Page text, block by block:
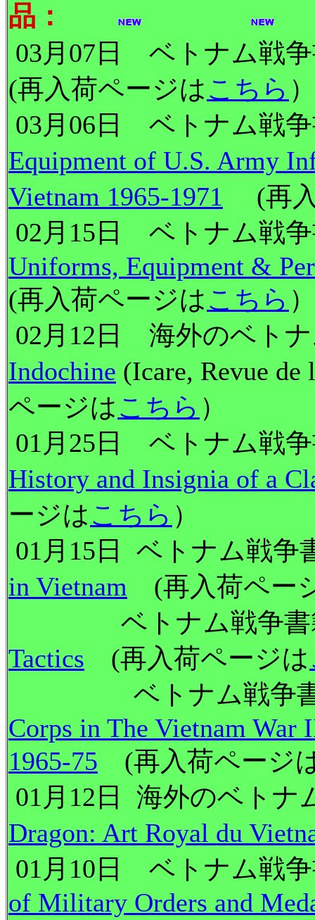
品 ：
03月07日 ベトナム戦
(再入荷ページはこちら ）
03月06日 ベトナム戦
Equipment of U.S. Army
Vietnam 1965-1971
(再
02月15日 ベトナム戦
Uniforms, Equipment &
(再入荷ページはこちら ）
02月12日 海外のベト
Indochine (Icare, Revue de
ページはこちら ）
01月25日 ベトナム戦
History and Insignia of a
ージはこちら ）
01月15日 ベトナム戦
in Vietnam
(再入荷ペー
ベトナム戦争書
Tactics
(再入荷ページは
ベトナム戦争書
Corps in The Vietnam
1965-75
(再入荷ページ
01月12日 海外のベトナ
Dragon: Art Royal du
01月10日 ベトナム戦
of Military Orders and